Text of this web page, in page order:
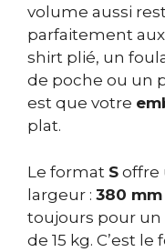
volume aussi
parfaitement
shirt plié, un
de poche ou un
est que votre
plat.
Le format S offre
largeur : 380
toujours pour
de 15 kg. C’est